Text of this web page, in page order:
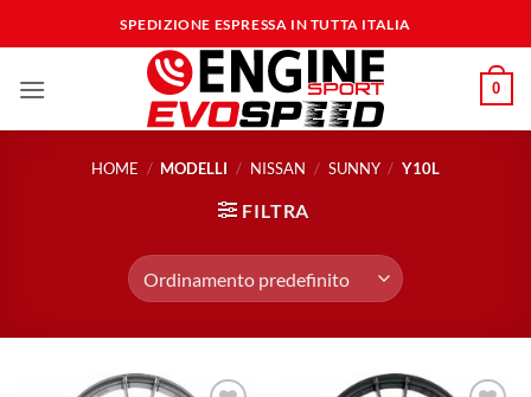
ai
SPEDIZIONE ESPRESSA IN TUTTA ITALIA
0
HOME / MODELLI / NISSAN / SUNNY / Y10L
FILTRA